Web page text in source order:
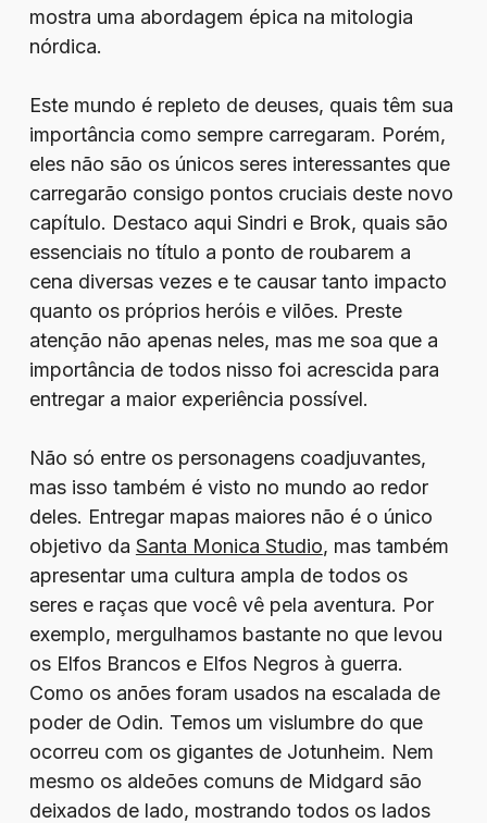
mostra uma abordagem épica na mitologia
nórdica.
Este mundo é repleto de deuses, quais têm sua
importância como sempre carregaram. Porém,
eles não são os únicos seres interessantes que
carregarão consigo pontos cruciais deste novo
capítulo. Destaco aqui Sindri e Brok, quais são
essenciais no título a ponto de roubarem a
cena diversas vezes e te causar tanto impacto
quanto os próprios heróis e vilões. Preste
atenção não apenas neles, mas me soa que a
importância de todos nisso foi acrescida para
entregar a maior experiência possível.
Não só entre os personagens coadjuvantes,
mas isso também é visto no mundo ao redor
deles. Entregar mapas maiores não é o único
objetivo da Santa Monica Studio, mas também
apresentar uma cultura ampla de todos os
seres e raças que você vê pela aventura. Por
exemplo, mergulhamos bastante no que levou
os Elfos Brancos e Elfos Negros à guerra.
Como os anões foram usados na escalada de
poder de Odin. Temos um vislumbre do que
ocorreu com os gigantes de Jotunheim. Nem
mesmo os aldeões comuns de Midgard são
deixados de lado, mostrando todos os lados